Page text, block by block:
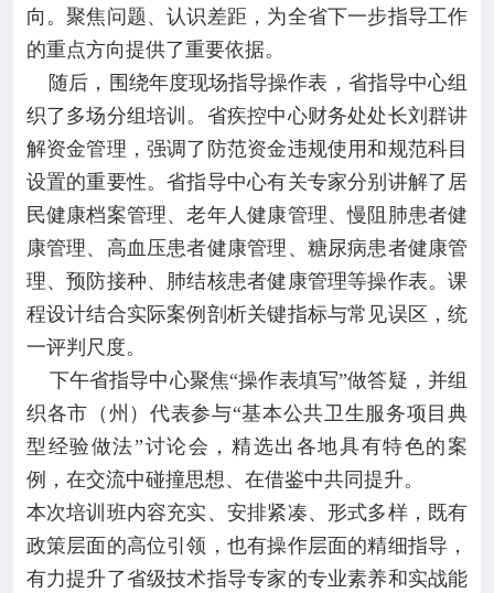
向。聚焦问题、认识差距，为全省下一步指导工作
的重点方向提供了重要依据。
随后，围绕年度现场指导操作表，省指导中心组
织了多场分组培训。省疾控中心财务处处长刘群讲
解资金管理，强调了防范资金违规使用和规范科目
设置的重要性。省指导中心有关专家分别讲解了居
民健康档案管理、老年人健康管理、慢阻肺患者健
康管理、高血压患者健康管理、糖尿病患者健康管
理、预防接种、肺结核患者健康管理等操作表。课
程设计结合实际案例剖析关键指标与常见误区，统
一评判尺度。
下午省指导中心聚焦“操作表填写”做答疑，并组
织各市（州）代表参与“基本公共卫生服务项目典
型经验做法”讨论会，精选出各地具有特色的案
例，在交流中碰撞思想、在借鉴中共同提升。
本次培训班内容充实、安排紧凑、形式多样，既有
政策层面的高位引领，也有操作层面的精细指导，
有力提升了省级技术指导专家的专业素养和实战能